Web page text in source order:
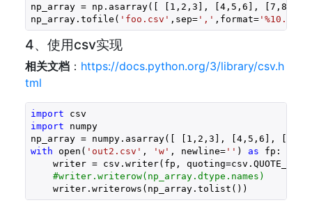
np_array = np.asarray([ [ 1 , 2 , 3 ], [4, 5 , 6 ], [7 , 8
np_array.tofile( 'foo.csv' ,sep=',' ,format='%10.5f'
4、使用csv实现
相关文档 ： https://docs.python.org/3/library/csv.h
tml
import
import numpy
np_array = numpy.asarray([ [ 1 , 2 , 3 ], [4, 5 , 6 ], [
with open( 'out2.csv' , 'w' , newline='' ) as fp:
writer = csv.writer(fp,
#writer.writerow(np_array.dtype.names)
    writer.writerows(np_array.tolist())